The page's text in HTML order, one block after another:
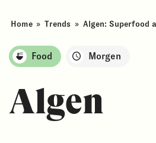
Home » Trends » Algen: Superfood
Food Morgen
Algen